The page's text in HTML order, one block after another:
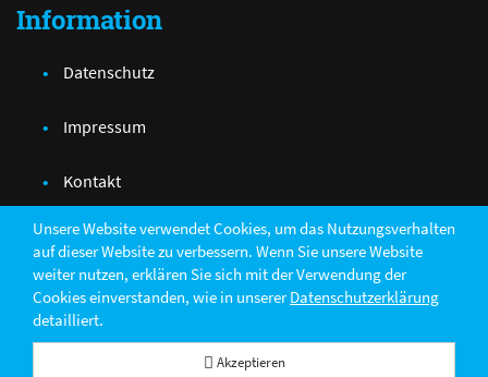
Unsere Website verwendet Cookies, um das Nutzungsverhalten
auf dieser Website zu verbessern. Wenn Sie unsere Website
weiter nutzen, erklären Sie sich mit der Verwendung der
Cookies einverstanden, wie in unsererDatenschutzerklärung
detailliert.
Akzeptieren
Information
Datenschutz
Impressum
Kontakt
Teilen